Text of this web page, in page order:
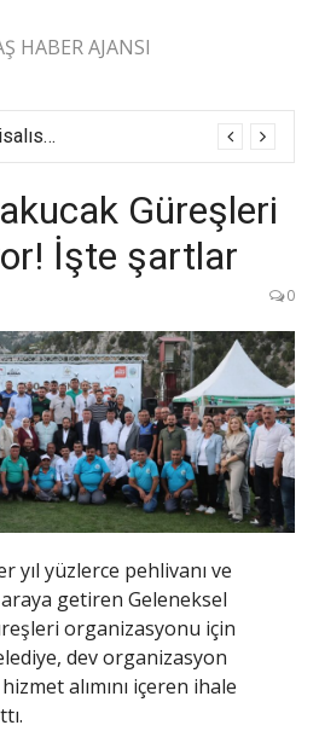
HABER AJANSI
Karakucak’ta Karaisalıspor fırtınası
Güreşleri
İşte şartlar
0
yıl yüzlerce pehlivanı ve
getiren Geleneksel
organizasyonu için
dev organizasyon
alımını içeren ihale